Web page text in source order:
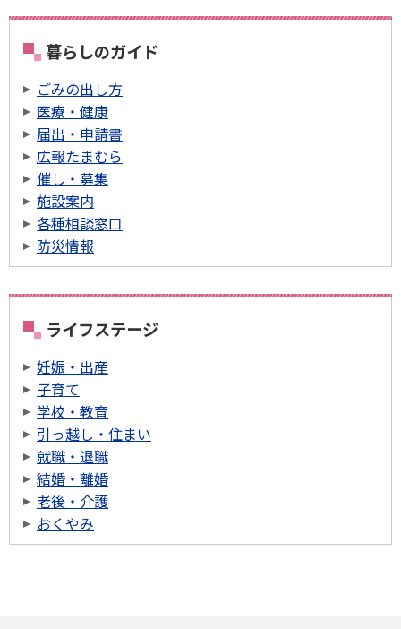
暮らしのガイド
ごみの出し方
医療・健康
届出・申請書
広報たまむら
催し・募集
施設案内
各種相談窓口
防災情報
ライフステージ
妊娠・出産
子育て
学校・教育
引っ越し・住まい
就職・退職
結婚・離婚
老後・介護
おくやみ